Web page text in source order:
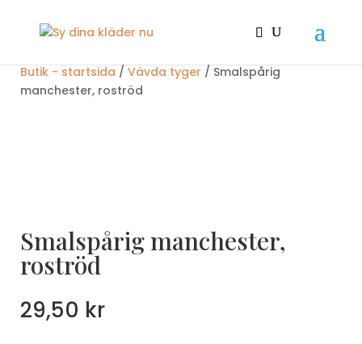
Butik - startsida / Vävda tyger / Smalspårig
manchester, roströd
Smalspårig manchester,
roströd
29,50 kr